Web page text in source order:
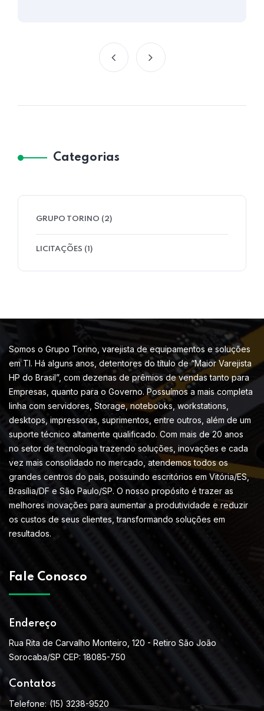
Categorias
GRUPO TORINO (2)
LICITAÇÕES (1)
Somos o Grupo Torino, varejista de equipamentos e soluções
em TI. Há alguns anos, detentores do título de “Maior Varejista
HP do Brasil”, com dezenas de prêmios de vendas tanto para
Empresas, quanto para o Governo. Possuímos a mais completa
linha com servidores, Storage, notebooks, workstations,
desktops, impressoras, suprimentos, entre outros, além de um
suporte técnico altamente qualificado. Com mais de 20 anos
no setor de tecnologia trazendo soluções, inovações e cada
vez mais consolidado no mercado, atendemos todos os
grandes centros do país, possuindo escritórios em Vitória/ES,
Brasília/DF e São Paulo/SP. O nosso propósito é trazer as
melhores inovações para aumentar a produtividade e reduzir
os custos de seus clientes, transformando soluções em
resultados.
Fale Conosco
Endereço
Rua Rita de Carvalho Monteiro, 120 - Retiro São João
Sorocaba/SP CEP: 18085-750
Contatos
Telefone: (15) 3238-9520